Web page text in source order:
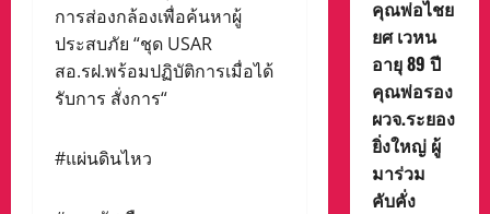
การส่องกล้องเพื่อค้นหาผู้
ประสบภัย “ชุด USAR
สอ.รฝ.พร้อมปฏิบัติการเมื่อได้
รับการ สั่งการ“
#แผ่นดินไหว
คุณพ่อไชย
ยศ เวหน
อายุ 89 ปี
คุณพ่อรอง
ผวจ.ระยอง
ยิ่งใหญ่ ผู้
มาร่วม
คับคั่ง